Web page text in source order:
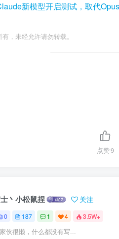
新模型开启测试，取代
，未经允许请勿转载。
点赞9
丶小松鼠捏 关注
0 187 1 4 3.5W+
伙很懒，什么都没有写...